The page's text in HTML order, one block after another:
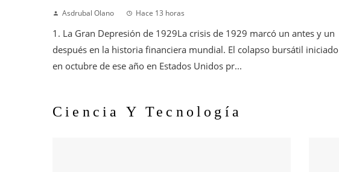
Asdrubal Olano Hace 13 horas
1. La Gran Depresión de 1929La crisis de 1929 marcó un antes y un
después en la historia financiera mundial. El colapso bursátil iniciado
en octubre de ese año en Estados Unidos pr...
Ciencia Y Tecnología